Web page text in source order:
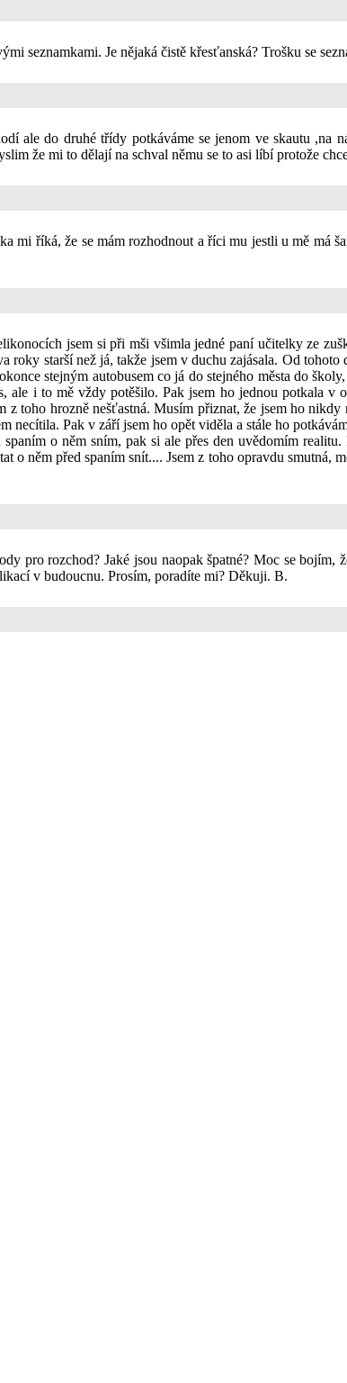
seznamkami. Je nějaká čistě křesťanská? Trošku se
ale do druhé třídy potkáváme se jenom ve skautu ,na
že mi to dělají na schval němu se to asi líbí protože
mi říká, že se mám rozhodnout a říci mu jestli u mě má
jsem si při mši všimla jedné paní učitelky ze
roky starší než já, takže jsem v duchu zajásala. Od
stejným autobusem co já do stejného města do
ale i to mě vždy potěšilo. Pak jsem ho jednou potkala v
toho hrozně nešťastná. Musím přiznat, že jsem ho
necítila. Pak v září jsem ho opět viděla a stále ho
o něm sním, pak si ale přes den uvědomím
o něm před spaním snít.... Jsem z toho opravdu smutná,
pro rozchod? Jaké jsou naopak špatné? Moc se
v budoucnu. Prosím, poradíte mi? Děkuji. B.